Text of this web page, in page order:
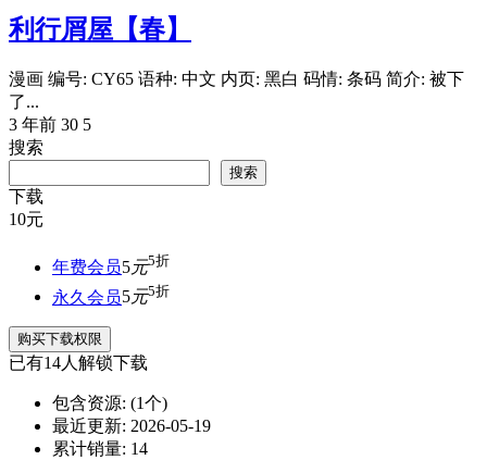
利行屑屋【春】
漫画 编号: CY65 语种: 中文 内页: 黑白 码情: 条码 简介: 被下
了...
3 年前 30 5
搜索
搜索
下载
10元
年费会员5元5折
永久会员5元5折
购买下载权限
已有14人解锁下载
包含资源: (1个)
最近更新: 2026-05-19
累计销量: 14